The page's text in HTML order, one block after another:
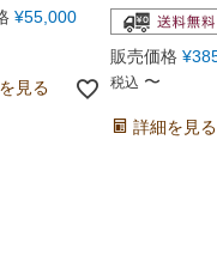
¥55,000
見る
販売価格 ¥
税込 〜
詳細を見る